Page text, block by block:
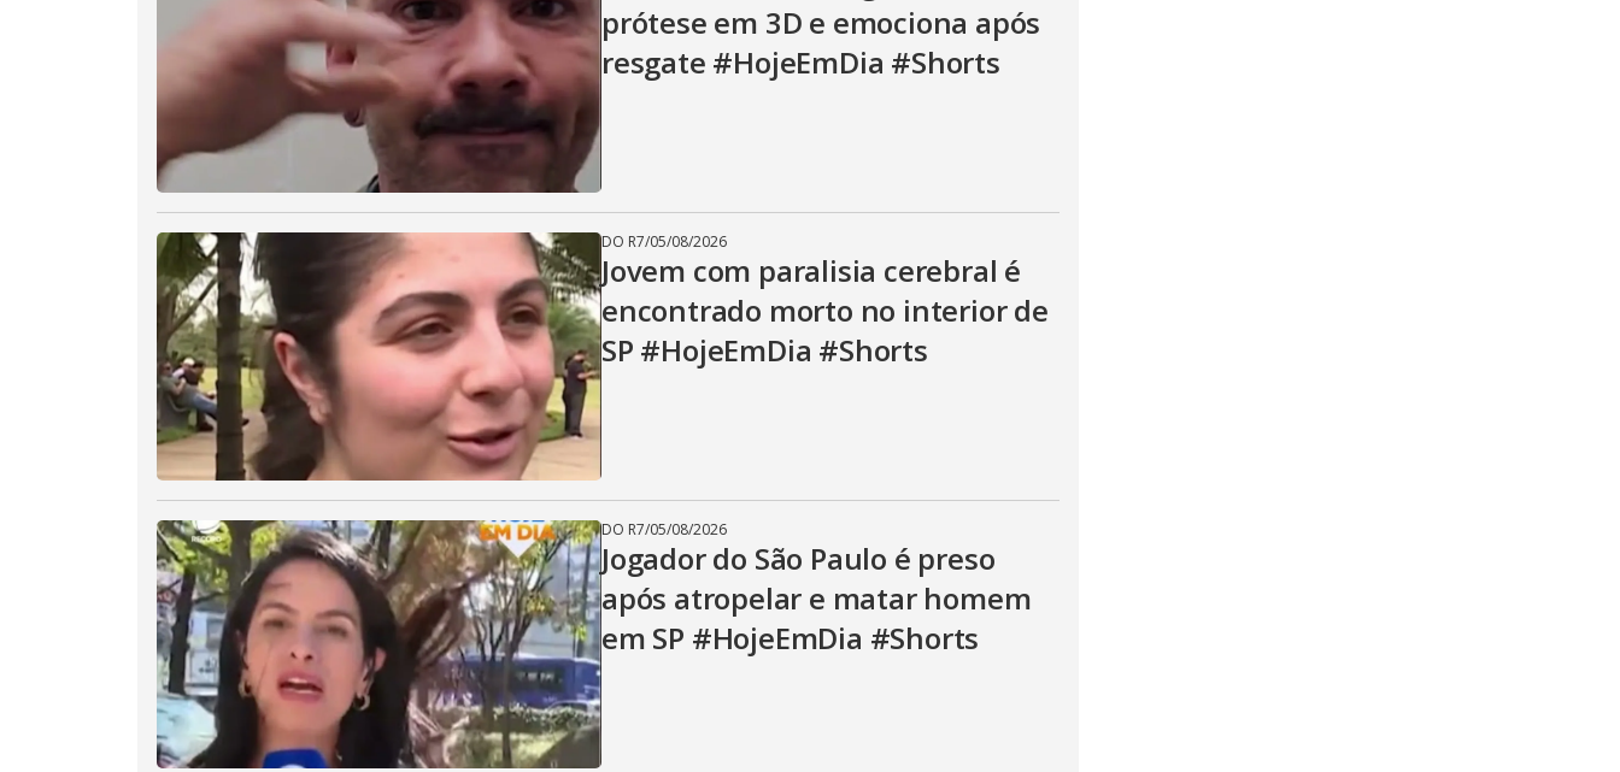
prótese em 3D e emociona após
resgate #HojeEmDia #Shorts
DO R7/05/08/2026
Jovem com paralisia cerebral é
encontrado morto no interior de
SP #HojeEmDia #Shorts
DO R7/05/08/2026
Jogador do São Paulo é preso
após atropelar e matar homem
em SP #HojeEmDia #Shorts